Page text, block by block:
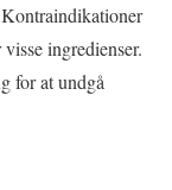
ingredienser.
for at undgå